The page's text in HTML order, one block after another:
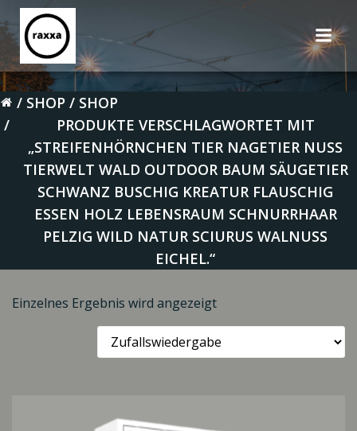
SHOP
SHOP
PRODUKTE VERSCHLAGWORTET MIT
„STREIFENHÖRNCHEN TIER NAGETIER NUSS
TIERWELT WALD OUTDOOR BAUM SÄUGETIER
SCHWANZ BUSCHIG KREATUR FLAUSCHIG
ESSEN HOLZ LEBENSRAUM SCHNURRHAAR
PELZIG WILD NATUR SCIURUS WALNUSS
EICHEL.“
Einzelnes Ergebnis wird angezeigt